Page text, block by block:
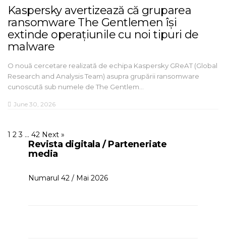
Kaspersky avertizează că gruparea
ransomware The Gentlemen își
extinde operațiunile cu noi tipuri de
malware
O nouă cercetare realizată de echipa Kaspersky GReAT (Global
Research and Analysis Team) asupra grupării ransomware
cunoscută sub numele de The Gentlem…
June 30, 2026
1 2 3 … 42 Next »
Revista digitala / Parteneriate
media
Numarul 42 / Mai 2026